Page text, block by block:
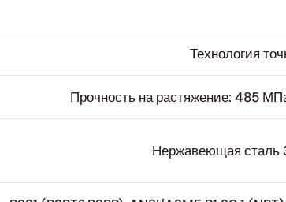
Технология
Прочность на растяжение: 485
Нержавеющая сталь